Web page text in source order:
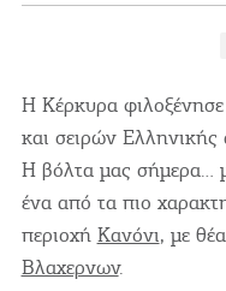
Η Κέρκυρα φιλοξένησε
και σειρών
Η βόλτα μας σήμερα…
ένα από τα πιο
περιοχή Κανόνι, με
Βλαχερνων.